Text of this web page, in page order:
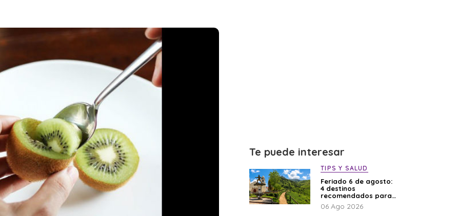
Te puede interesar
TIPS Y SALUD
Feriado 6 de agosto:
4 destinos
recomendados para
disfrutar el descanso
06 Ago 2026